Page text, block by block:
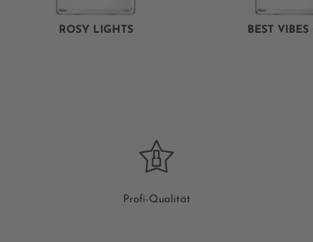
ROSY LIGHTS BEST
Profi-Qualität